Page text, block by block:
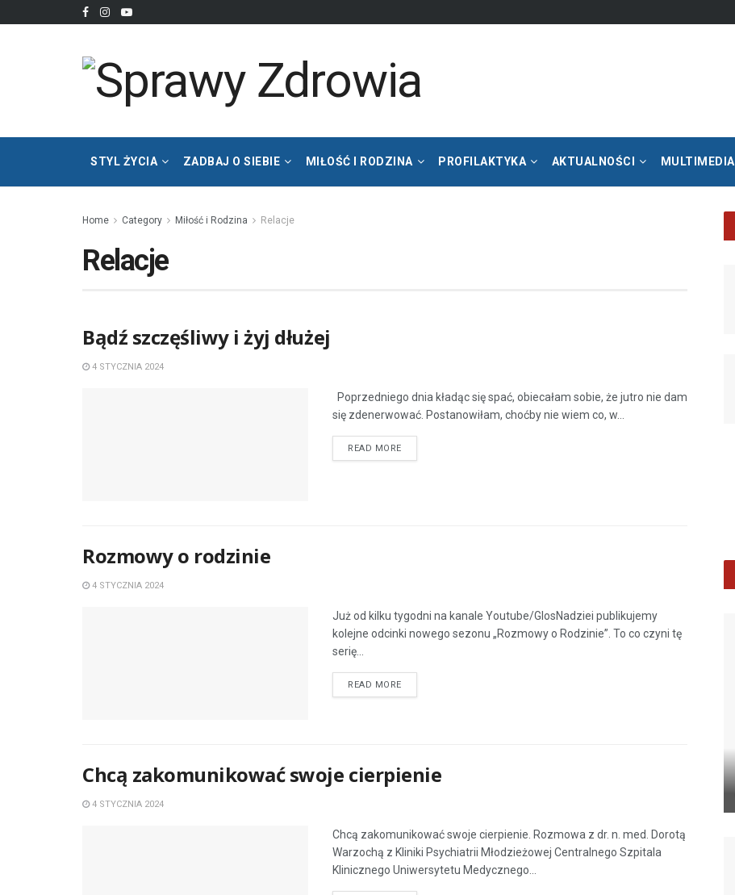
STYL ŻYCIA ZADBAJ O SIEBIE MIŁOŚĆ I RODZINA PROFILAKTYKA AKTUALNOŚCI MULTIMEDIA
Home Category Miłość i Rodzina Relacje
Relacje
Bądź szczęśliwy i żyj dłużej
4 STYCZNIA 2024
Poprzedniego dnia kładąc się spać, obiecałam sobie, że jutro nie dam
się zdenerwować. Postanowiłam, choćby nie wiem co, w...
READ MORE
Rozmowy o rodzinie
4 STYCZNIA 2024
Już od kilku tygodni na kanale Youtube/GlosNadziei publikujemy
kolejne odcinki nowego sezonu „Rozmowy o Rodzinie”. To co czyni tę
serię...
READ MORE
Chcą zakomunikować swoje cierpienie
4 STYCZNIA 2024
Chcą zakomunikować swoje cierpienie. Rozmowa z dr. n. med. Dorotą
Warzochą z Kliniki Psychiatrii Młodzieżowej Centralnego Szpitala
Klinicznego Uniwersytetu Medycznego...